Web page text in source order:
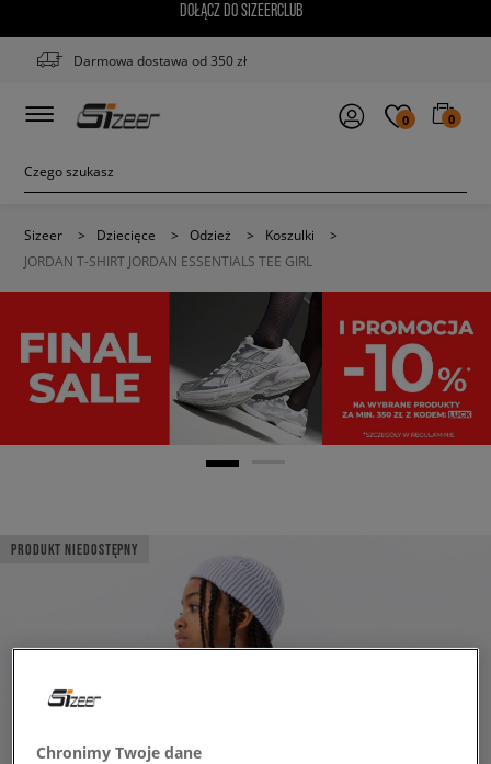
DOŁĄCZ DO SIZEERCLUB
Darmowa dostawa od 350 zł
0 0
Sizeer > Dziecięce > Odzież > Koszulki
>
JORDAN T-SHIRT JORDAN ESSENTIALS TEE GIRL
PRODUKT NIEDOSTĘPNY
Chronimy Twoje dane